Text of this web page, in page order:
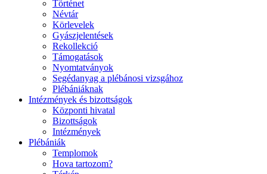
Történet
Névtár
Körlevelek
Gyászjelentések
Rekollekció
Támogatások
Nyomtatványok
Segédanyag a plébánosi vizsgához
Plébániáknak
Intézmények és bizottságok
Központi hivatal
Bizottságok
Intézmények
Plébániák
Templomok
Hova tartozom?